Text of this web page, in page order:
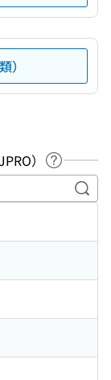
）
）
ヘルプペ
キ